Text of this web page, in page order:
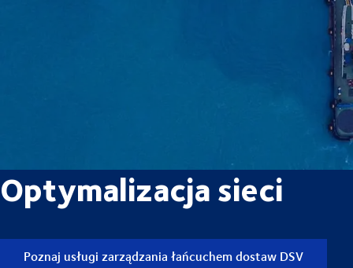
Optymalizacja sieci
Poznaj usługi zarządzania łańcuchem dostaw DSV